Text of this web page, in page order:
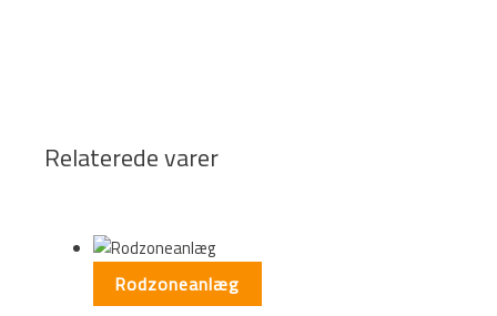
Relaterede varer
Rodzoneanlæg